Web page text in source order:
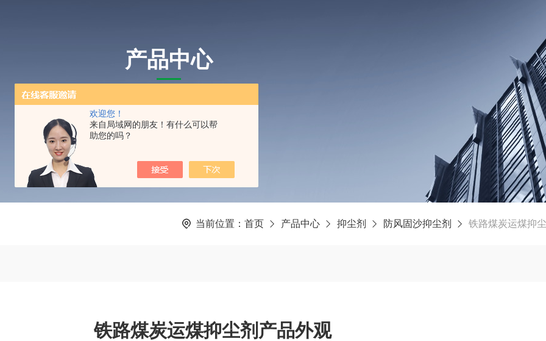
欢迎您！
来自局域网的朋友！有什么可以帮
助您的吗？
产品中心
当前位置： 首页 产品中心 抑尘剂 防风固沙抑尘剂 铁路煤炭运煤抑
铁路煤炭运煤抑尘剂产品外观